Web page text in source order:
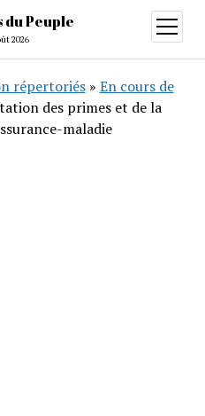
du Peuple
2026
ouvrir
menu
répertoriés» En cours de
des primes et de la
maladie